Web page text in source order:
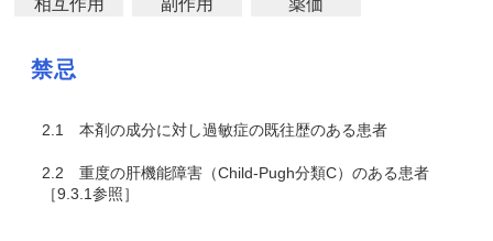
相互作用
副作用 薬価
禁忌
2.1 本剤の成分に対し過敏症の既往歴のある患者
2.2 重度の肝機能障害（Child-Pugh分類C）のある患者
［9.3.1参照］